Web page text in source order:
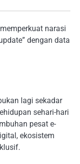
narasi
dengan data
lagi sekadar
sehari-hari
pesat e-
ekosistem